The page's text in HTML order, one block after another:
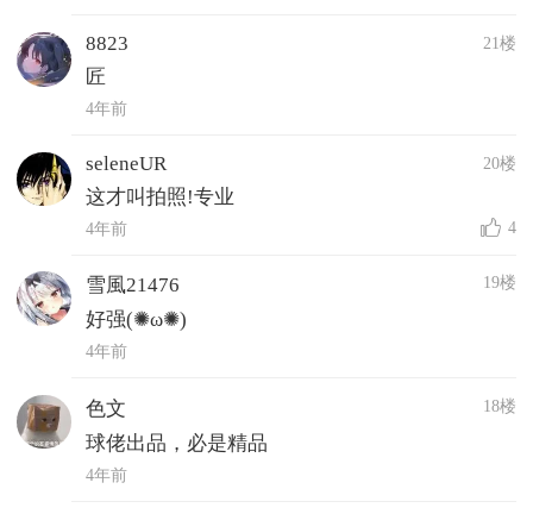
8823 21楼
匠
4年前
seleneUR 20楼
这才叫拍照!专业
4年前 4
雪風21476 19楼
好强(✺ω✺)
4年前
色文 18楼
球佬出品，必是精品
4年前